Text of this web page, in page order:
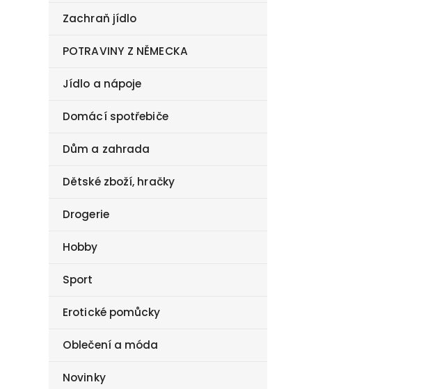
Zachraň jídlo
POTRAVINY Z NĚMECKA
Jídlo a nápoje
Domácí spotřebiče
Dům a zahrada
Dětské zboží, hračky
Drogerie
Hobby
Sport
Erotické pomůcky
Oblečení a móda
Novinky